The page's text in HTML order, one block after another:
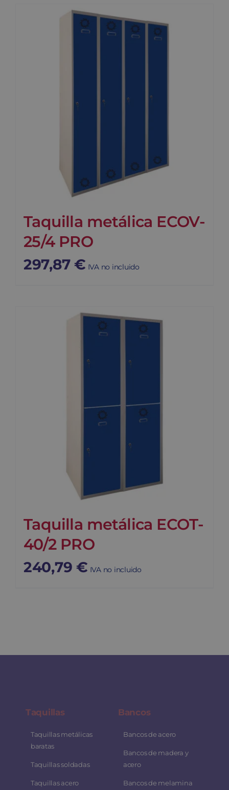
Taquilla metálica ECOV-
25/4 PRO
297,87 € IVA no incluido
Taquilla metálica ECOT-
40/2 PRO
240,79 € IVA no incluido
Taquillas
Taquillas metálicas
baratas
Taquillas soldadas
Taquillas acero
Bancos
Bancos de acero
Bancos de madera y
acero
Bancos de melamina